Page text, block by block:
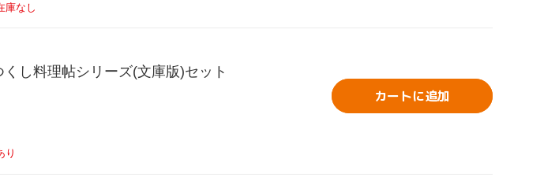
庫なし
くし料理帖シリーズ(文庫版)セット
り
カートに追加